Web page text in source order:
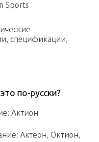
Sports
спецификации,
по-русски?
Актион
Актеон, Октион,